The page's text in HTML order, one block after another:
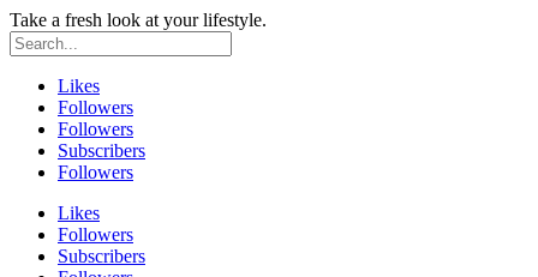
Take a fresh look at your lifestyle.
Likes
Followers
Followers
Subscribers
Followers
Likes
Followers
Subscribers